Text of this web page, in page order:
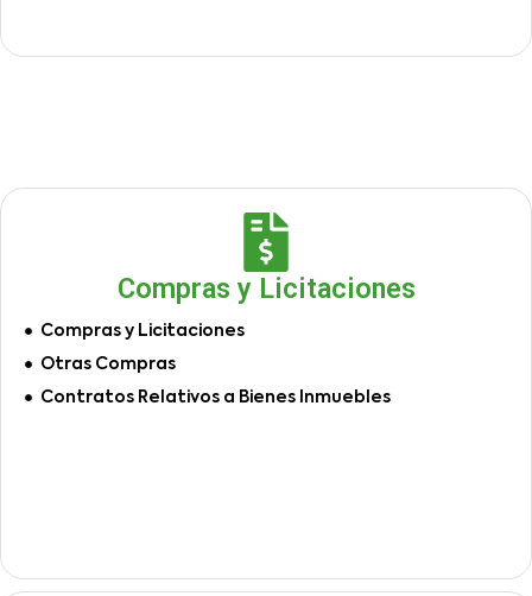
Compras y Licitaciones
Compras y Licitaciones
Otras Compras
Contratos Relativos a Bienes Inmuebles